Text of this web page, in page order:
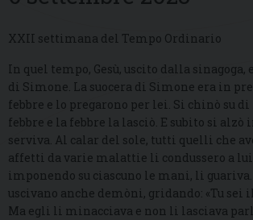
XXII settimana del Tempo Ordinario
In quel tempo, Gesù, uscito dalla sinagoga,
di Simone. La suocera di Simone era in
febbre e lo pregarono per lei. Si chinò su
febbre e la febbre la lasciò. E subito si
serviva. Al calar del sole, tutti quelli che
affetti da varie malattie li condussero a
imponendo su ciascuno le mani, li
uscivano anche demòni, gridando: «Tu sei
Ma egli li minacciava e non li lasciava